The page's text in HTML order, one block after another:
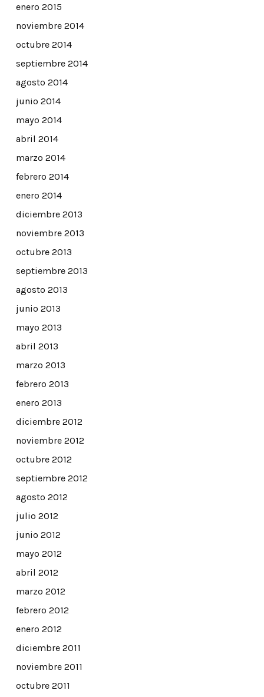
enero 2015
noviembre 2014
octubre 2014
septiembre 2014
agosto 2014
junio 2014
mayo 2014
abril 2014
marzo 2014
febrero 2014
enero 2014
diciembre 2013
noviembre 2013
octubre 2013
septiembre 2013
agosto 2013
junio 2013
mayo 2013
abril 2013
marzo 2013
febrero 2013
enero 2013
diciembre 2012
noviembre 2012
octubre 2012
septiembre 2012
agosto 2012
julio 2012
junio 2012
mayo 2012
abril 2012
marzo 2012
febrero 2012
enero 2012
diciembre 2011
noviembre 2011
octubre 2011